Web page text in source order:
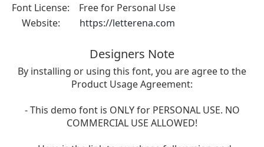
Font License:
Free for Personal Use
Website:
https://letterena.com
Designers Note
By installing or using this font, you are agree to the
Product Usage Agreement:
- This demo font is ONLY for PERSONAL USE. NO
COMMERCIAL USE ALLOWED!